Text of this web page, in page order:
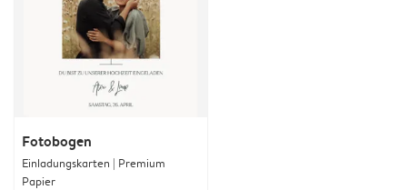
Fotobogen
Einladungskarten | Premium
Papier